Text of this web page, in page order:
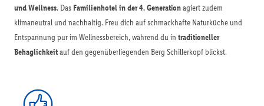
und Wellness. Das Familienhotel in der 4. Generationagiert zudem
klimaneutral und nachhaltig. Freu dich auf schmackhafte Naturküche und
Entspannung pur im Wellnessbereich, während du in traditioneller
Behaglichkeitauf den gegenüberliegenden Berg Schillerkopf blickst.